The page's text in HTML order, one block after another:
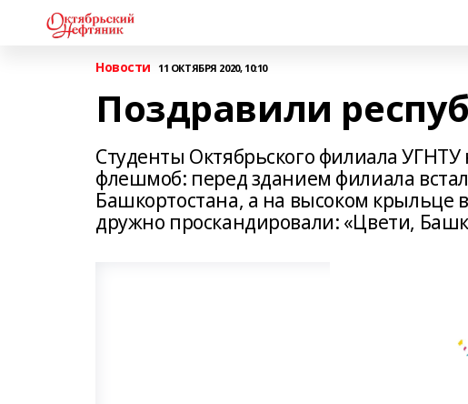
Новости 11 ОКТЯБРЯ 2020, 10:10
Поздравили
Студенты Октябрьского филиала
флешмоб: перед зданием филиала
Башкортостана, а на высоком крыльце
дружно проскандировали: «Цвети,